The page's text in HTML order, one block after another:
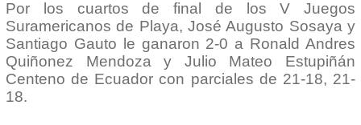
Por los cuartos de final de los V Juegos
Suramericanos de Playa, José Augusto Sosaya y
Santiago Gauto le ganaron 2-0 a Ronald Andres
Quiñonez Mendoza y Julio Mateo Estupiñán
Centeno de Ecuador con parciales de 21-18, 21-
18.